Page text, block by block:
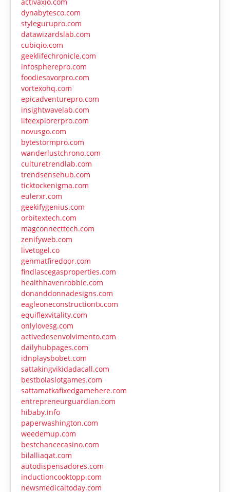
activaxio.com
dynabytesco.com
stylegurupro.com
datawizardslab.com
cubiqio.com
geeklifechronicle.com
infospherepro.com
foodiesavorpro.com
vortexohq.com
epicadventurepro.com
insightwavelab.com
lifeexplorerpro.com
novusgo.com
bytestormpro.com
wanderlustchrono.com
culturetrendlab.com
trendsensehub.com
ticktockenigma.com
eulerxr.com
geekifygenius.com
orbitextech.com
magconnecttech.com
zenifyweb.com
livetogel.co
genmatfiredoor.com
findlascegasproperties.com
healthhavenrobbie.com
donanddonnadesigns.com
eagleoneconstructiontx.com
equiflexvitality.com
onlylovesg.com
activedesenvolvimento.com
dailyhubpages.com
idnplaysbobet.com
sattakingvikidadacall.com
bestbolaslotgames.com
sattamatkafixedgamehere.com
entrepreneurguardian.com
hibaby.info
paperwashington.com
weedemup.com
bestchancecasino.com
bilalliaqat.com
autodispensadores.com
inductioncooktopp.com
newsmedicaltoday.com